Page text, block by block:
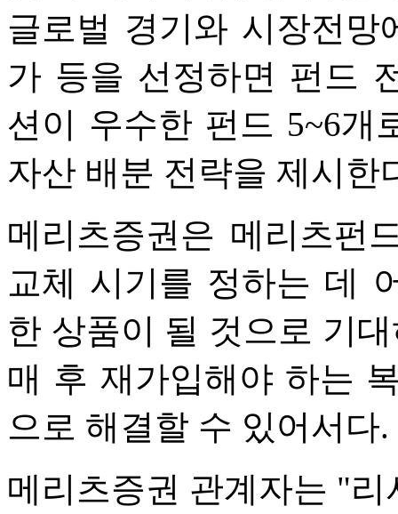
글로벌 경기와 시장전
가 등을 선정하면 펀드
션이 우수한 펀드 5~6개
자산 배분 전략을 제시한
메리츠증권은 메리츠펀
교체 시기를 정하는 데
한 상품이 될 것으로 기
매 후 재가입해야 하는
으로 해결할 수 있어서다.
메리츠증권 관계자는 "